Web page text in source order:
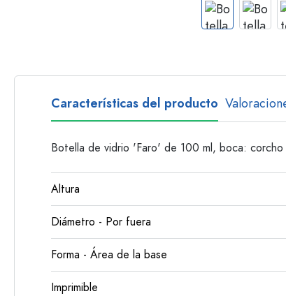
Botellas con asa
Botellas de cuello
Botellas según el
Botellas de vidrio
Características del producto
Botella de vidrio 'Faro' de 100 ml, boca: corcho
Altura
Diámetro - Por fuera
Forma - Área de la base
Imprimible